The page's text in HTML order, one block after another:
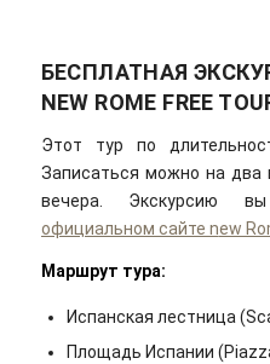
БЕСПЛАТНАЯ
NEW ROME FREE
Этот тур по
Записаться можно на два
вечера. Экскурсию
официальном сайте new
Маршрут тура:
Испанская лестница
Площадь Испании